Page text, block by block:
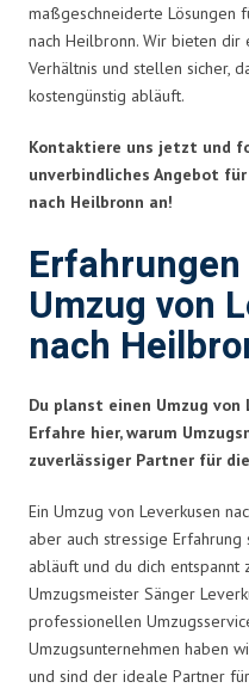
maßgeschneiderte Lösungen
nach Heilbronn. Wir bieten dir
Verhältnis und stellen sicher,
kostengünstig abläuft.
Kontaktiere uns jetzt und
unverbindliches Angebot
nach Heilbronn an!
Umzug von
nach
Du planst einen Umzug von
Erfahre hier, warum
zuverlässiger Partner für
Ein Umzug von Leverkusen
aber auch stressige
abläuft und du dich entspannt
Umzugsmeister Sänger
professionellen
Umzugsunternehmen haben
und sind der ideale Partner